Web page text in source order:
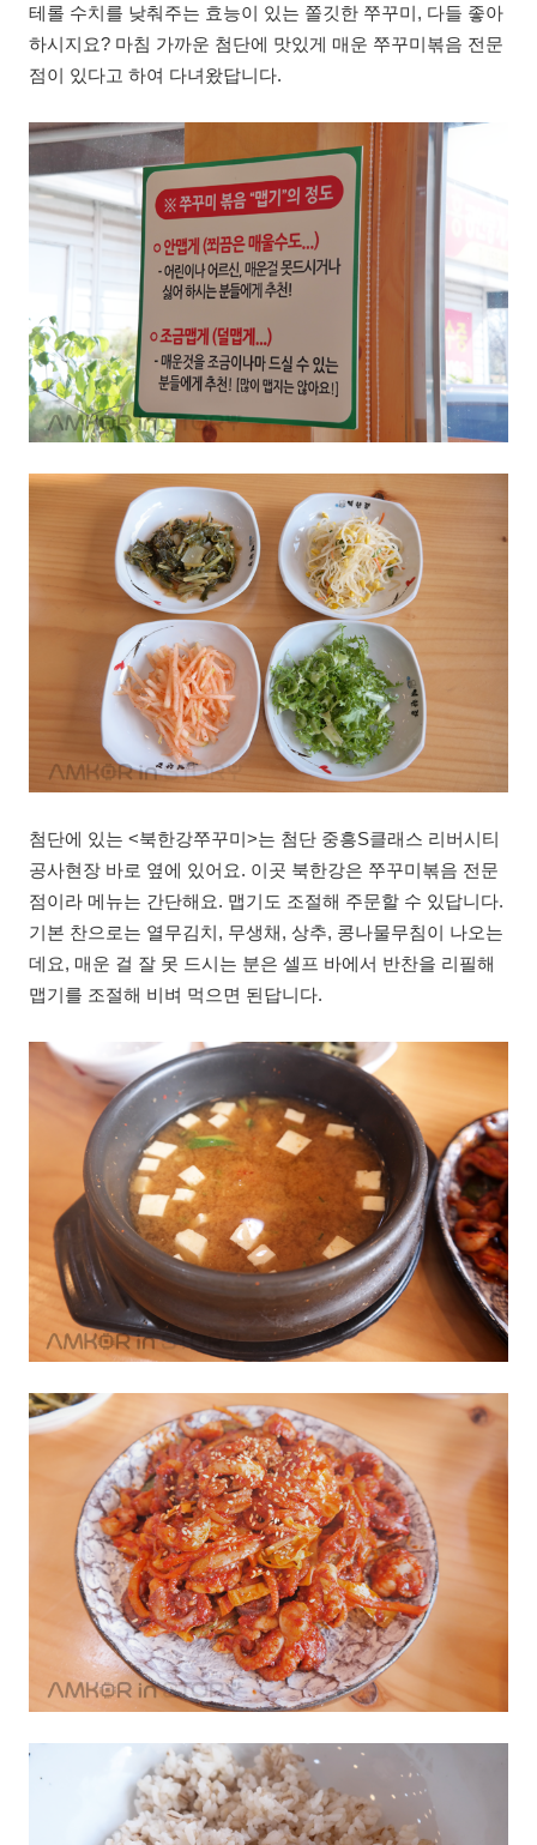
테롤 수치를 낮춰주는 효능이 있는 쫄깃한 쭈꾸미, 다들 좋아
하시지요? 마침 가까운 첨단에 맛있게 매운 쭈꾸미볶음 전문
점이 있다고 하여 다녀왔답니다.
첨단에 있는 <북한강쭈꾸미>는 첨단 중흥S클래스 리버시티
공사현장 바로 옆에 있어요. 이곳 북한강은 쭈꾸미볶음 전문
점이라 메뉴는 간단해요. 맵기도 조절해 주문할 수 있답니다.
기본 찬으로는 열무김치, 무생채, 상추, 콩나물무침이 나오는
데요, 매운 걸 잘 못 드시는 분은 셀프 바에서 반찬을 리필해
맵기를 조절해 비벼 먹으면 된답니다.